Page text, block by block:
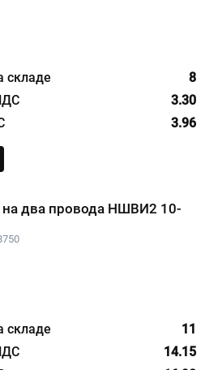
8
3.30
3.96
на два провода НШВИ2 10-
11
14.15